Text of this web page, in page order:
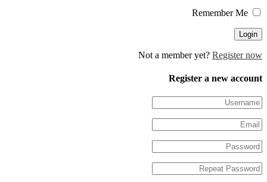
Not a member yet?
Register a new